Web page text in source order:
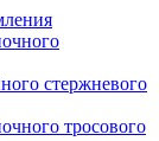
стержневого
тросового